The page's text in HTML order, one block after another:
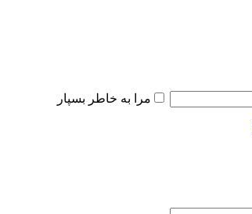
مرا به خاطر بسپار